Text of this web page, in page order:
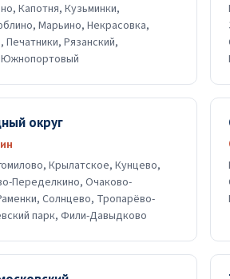
Капотня, Кузьминки,
Марьино, Некрасовка,
Печатники, Рязанский,
Южнопортовый
округ
Крылатское, Кунцево,
Переделкино, Очаково-
Солнцево, Тропарёво-
парк, Фили-Давыдково